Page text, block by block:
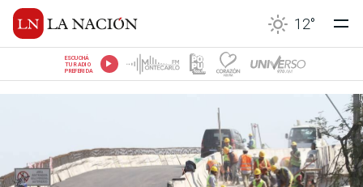
12°
ESCUCHÁ
TU RADIO
PREFERIDA